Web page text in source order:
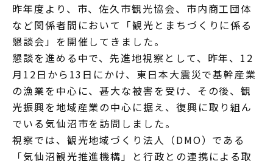
昨年度より、市、佐久市観光協会、市内商工団体
など関係者間において「観光とまちづくりに係る
懇談会」を開催してきました。
懇談を進める中で、先進地視察として、昨年、12
月12日から13日にかけ、東日本大震災で基幹産業
の漁業を中心に、甚大な被害を受け、その後、観
光振興を地域産業の中心に据え、復興に取り組ん
でいる気仙沼市を訪問しました。
視察では、観光地域づくり法人（DMO）である
「気仙沼観光推進機構」と行政との連携による取